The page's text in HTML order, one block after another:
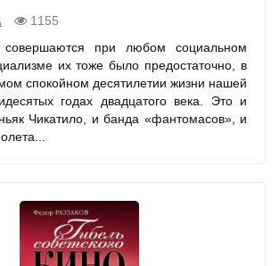
1155
совершаются при любом социальном
их тоже было предостаточно, в
спокойном десятилетии жизни нашей
годах двадцатого века. Это и
Чикатило, и банда «фантомасов», и